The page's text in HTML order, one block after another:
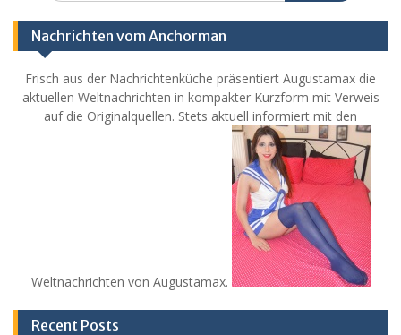
Nachrichten vom Anchorman
Frisch aus der Nachrichtenküche präsentiert Augustamax die
aktuellen Weltnachrichten in kompakter Kurzform mit Verweis
auf die Originalquellen. Stets aktuell informiert mit den
Weltnachrichten von Augustamax.
Recent Posts